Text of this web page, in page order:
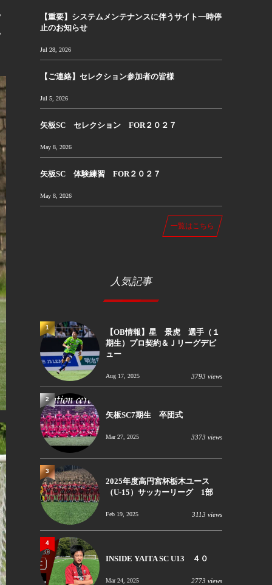
【重要】システムメンテナンスに伴うサイト一時停
止のお知らせ
Jul 28, 2026
【ご連絡】セレクション参加者の皆様
Jul 5, 2026
矢板SC セレクション FOR２０２７
May 8, 2026
矢板SC 体験練習 FOR２０２７
May 8, 2026
一覧はこちら
人気記事
【OB情報】星 景虎 選手（１
期生）プロ契約＆Ｊリーグデビ
ュー
Aug 17, 2025 3793 views
1
矢板SC7期生 卒団式
Mar 27, 2025 3373 views
2
2025年度高円宮杯栃木ユース
（U-15）サッカーリーグ 1部
Feb 19, 2025 3113 views
3
INSIDE YAITA SC U13 ４０
Mar 24, 2025 2773 views
4